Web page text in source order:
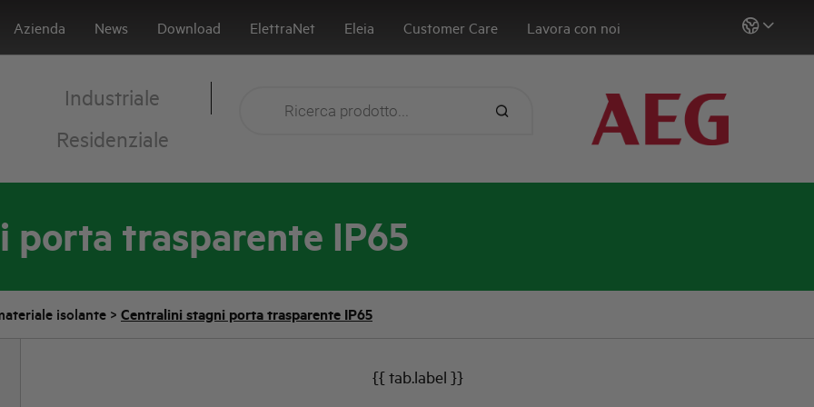
Azienda News Download ElettraNet Eleia Customer Care Lavora con noi
Industriale
Residenziale
porta trasparente IP65
isolante > Centralini stagni porta trasparente IP65
{{ tab.label }}